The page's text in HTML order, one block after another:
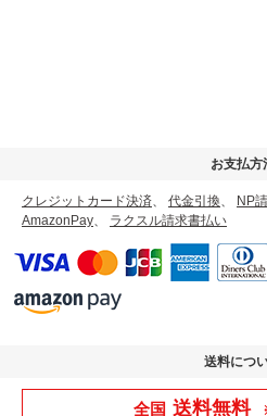
お支払方
クレジットカード決済 代金引換 NP
AmazonPay
ラクスル請求書払い
送料につ
全国 送料無料